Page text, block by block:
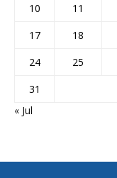
10
11
17
18
24
25
31
« Jul